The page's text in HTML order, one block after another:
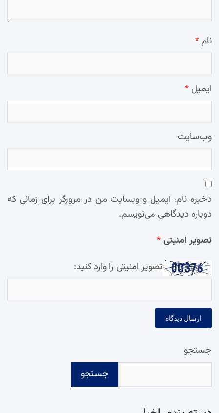
نام *
ایمیل *
وب‌سایت
ذخیره نام، ایمیل و وبسایت من در مرورگر برای زمانی که
دوباره دیدگاهی می‌نویسم.
تصویر امنیتی*
تصویر امنیتی را وارد کنید:
جستجو
جستجو